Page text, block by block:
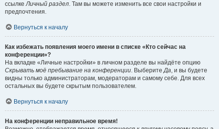
ссылкеЛичный раздел. Там вы можете изменить все свои настройки и
предпочтения.
Вернуться к началу
Как избежать появления моего имени в списке «Кто сейчас на
конференции»?
На вкладке «Личные настройки» в личном разделе вы найдёте опцию
Скрывать моё пребывание на конференции. ВыберитеДа, и вы будете
видны только администраторам, модераторам и самому себе. Для всех
остальных вы будете скрытым пользователем.
Вернуться к началу
На конференции неправильное время!